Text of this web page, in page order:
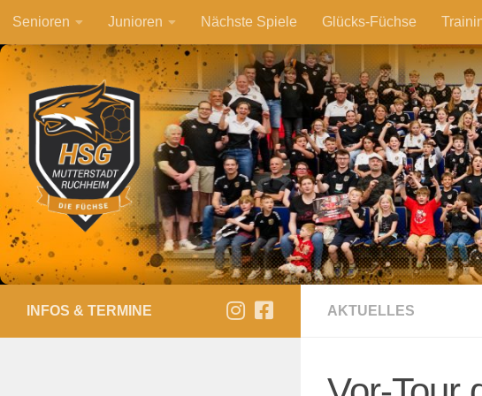
Zum Inhalt springen
Senioren Junioren Nächste Spiele Glücks-Füchse
AKTUELLES
INFOS & TERMINE